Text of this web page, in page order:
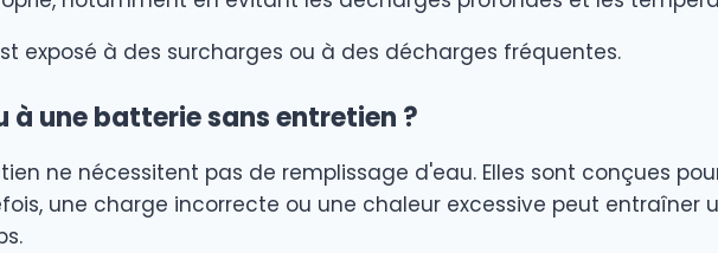
exposé à des surcharges ou à des décharges fréquentes.
une batterie sans entretien ?
ne nécessitent pas de remplissage d'eau. Elles sont conçues
une charge incorrecte ou une chaleur excessive peut entraîner